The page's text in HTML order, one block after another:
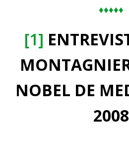
♦♦♦♦♦
[1]
NOBEL DE
2008